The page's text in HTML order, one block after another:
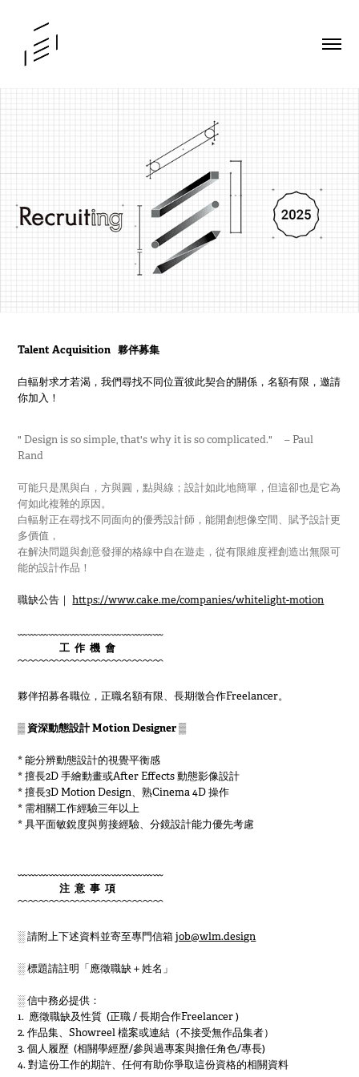
Talent Acquisition 夥伴募集
白輻射求才若渴，我們尋找不同位置彼此契合的關係，名額有限，邀請
你加入！
" Design is so simple, that's why it is so complicated." – Paul
Rand
可能只是黑與白，方與圓，點與線；設計如此地簡單，但這卻也是它為
何如此複雜的原因。
白輻射正在尋找不同面向的優秀設計師，能開創想像空間、賦予設計更
多價值，
在解決問題與創意發揮的格線中自在遊走，從有限維度裡創造出無限可
能的設計作品！
職缺公告｜https://www.cake.me/companies/whitelight-motion
﹏﹏﹏﹏﹏﹏﹏﹏﹏﹏﹏﹏﹏﹏
工 作 機 會
﹋﹋﹋﹋﹋﹋﹋﹋﹋﹋﹋﹋﹋﹋
夥伴招募各職位，正職名額有限、長期徵合作Freelancer。
▒ 資深動態設計 Motion Designer ▒
* 能分辨動態設計的視覺平衡感
* 擅長2D 手繪動畫或After Effects 動態影像設計
* 擅長3D Motion Design、熟Cinema 4D 操作
* 需相關工作經驗三年以上
* 具平面敏銳度與剪接經驗、分鏡設計能力優先考慮
﹏﹏﹏﹏﹏﹏﹏﹏﹏﹏﹏﹏﹏﹏
注 意 事 項
﹋﹋﹋﹋﹋﹋﹋﹋﹋﹋﹋﹋﹋﹋
░ 請附上下述資料並寄至專門信箱job@wlm.design
░ 標題請註明「應徵職缺＋姓名」
░ 信中務必提供：
1. 應徵職缺及性質 (正職 / 長期合作Freelancer )
2. 作品集、Showreel 檔案或連結（不接受無作品集者）
3. 個人履歷 (相關學經歷/參與過專案與擔任角色/專長)
4. 對這份工作的期許、任何有助你爭取這份資格的相關資料